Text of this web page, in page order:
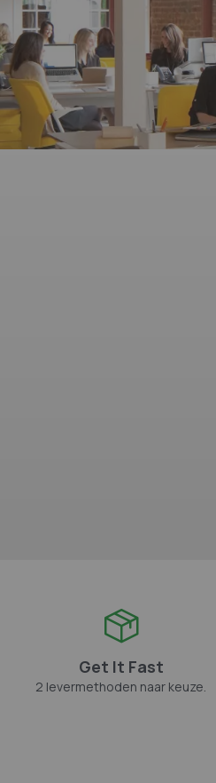
Get It Fast
2 levermethoden naar keuze.